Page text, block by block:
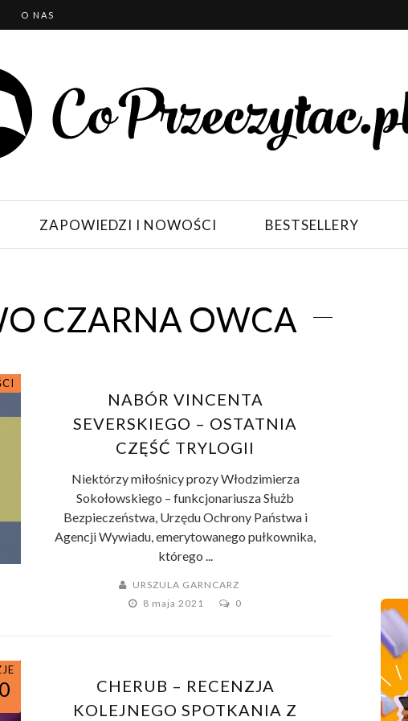
O NAS
ZAPOWIEDZI I NOWOŚCI BESTSELLERY
CZARNA OWCA
NABÓR VINCENTA
SEVERSKIEGO – OSTATNIA
CZĘŚĆ TRYLOGII
Niektórzy miłośnicy prozy Włodzimierza
Sokołowskiego – funkcjonariusza Służb
Bezpieczeństwa, Urzędu Ochrony Państwa i
Agencji Wywiadu, emerytowanego pułkownika,
którego ...
URSZULA GARNCARZ
8 maja 2021
0
CHERUB – RECENZJA
KOLEJNEGO SPOTKANIA Z